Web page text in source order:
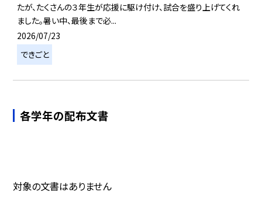
たが、たくさんの３年生が応援に駆け付け、試合を盛り上げてくれ
ました。暑い中、最後まで必...
2026/07/23
できごと
各学年の配布文書
対象の文書はありません